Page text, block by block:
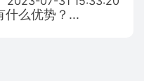
什么优势？...